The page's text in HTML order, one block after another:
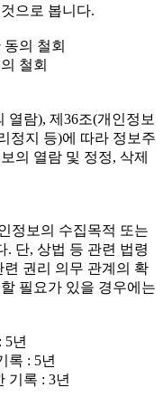
으로 봅니다.
의 철회
철회
열람), 제36조(개인정보
정지 등)에 따라 정보주
의 열람 및 정정, 삭제
정보의 수집목적 또는
단, 상법 등 관련 법령
권리 의무 관계의 확
필요가 있을 경우에는
년
록 : 5년
기록 : 3년